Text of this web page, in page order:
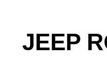
JEEP